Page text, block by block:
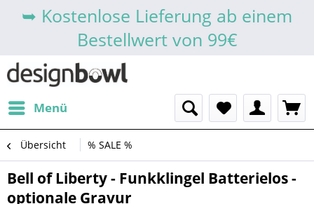
➥ Kostenlose Lieferung ab einem
Bestellwert von 99€
Menü
Übersicht % SALE %
Bell of Liberty - Funkklingel Batterielos -
optionale Gravur